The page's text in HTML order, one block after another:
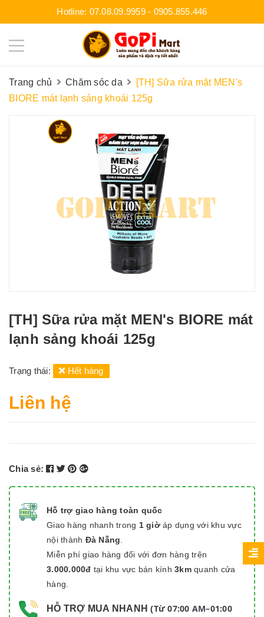
Hotline: 07.08.09.9959- 0905.855.446
Trang chủ Chăm sóc da
[TH] Sữa rửa mặt MEN's
BIORE mát lạnh sảng khoái 125g
[TH] Sữa rửa mặt MEN's BIORE mát
lạnh sảng khoái 125g
Trạng thái: Hết hàng
Liên hệ
Chia sẻ:
Hỗ trợ giao hàng toàn quốc
Giao hàng nhanh trong 1 giờáp dụng với khu vực
nội thành Đà Nẵng
Miễn phí giao hàng đối với đơn hàng trên
3.000.000đ tại khu vực bán kính 3kmquanh cửa
hàng.
HỖ TRỢ MUA NHANH (Từ 07:00 AM–01:00